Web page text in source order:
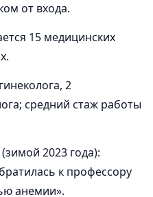
от входа.
15 медицинских
2
средний стаж работы
2023 года):
к профессору
анемии».